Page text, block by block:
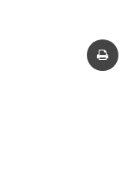
مشاركة عبر البريد